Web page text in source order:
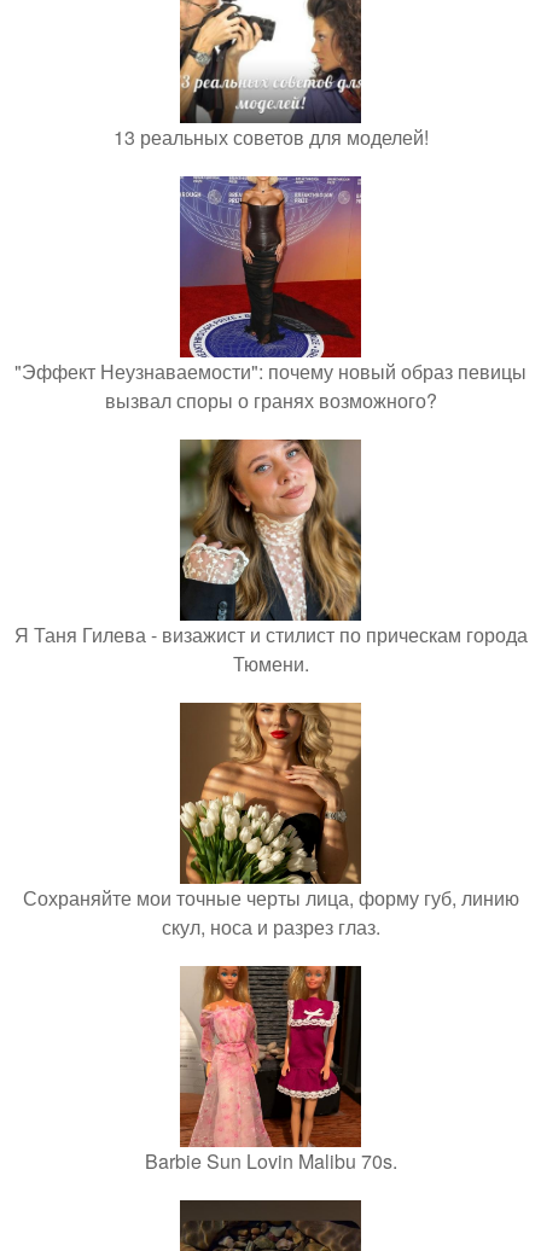
13 реальных советов для моделей!
"Эффект Неузнаваемости": почему новый образ певицы
вызвал споры о гранях возможного?
Я Таня Гилева - визажист и стилист по прическам города
Тюмени.
Сохраняйте мои точные черты лица, форму губ, линию
скул, носа и разрез глаз.
Barbie Sun Lovin Malibu 70s.